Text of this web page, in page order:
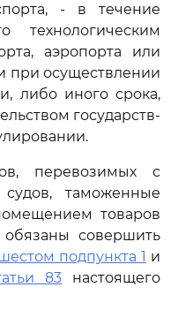
- в течение
технологическим
аэропорта или
при осуществлении
либо иного срока,
государств-
перевозимых с
таможенные
товаров
совершить
подпункта 1 и
83 настоящего